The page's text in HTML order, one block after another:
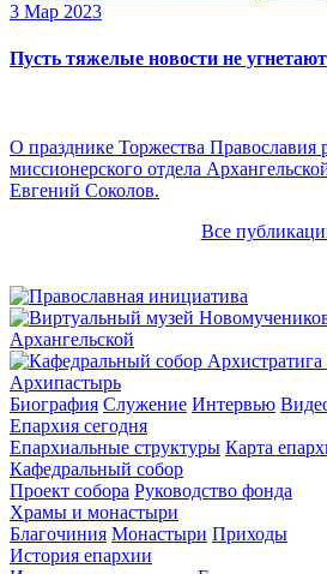
3 Мар 2023
Пусть тяжелые новости не угнетают
О празднике Торжества Православия
миссионерского отдела
Евгений Соколов.
Все
Архипастырь
Биография Служение Интервью
Епархия сегодня
Епархиальные структуры Карта
Кафедральный собор
Проект собора Руководство фонда
Храмы и монастыри
Благочиния Монастыри Приходы
История епархии